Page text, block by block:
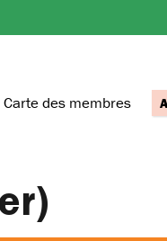
Carte des membres